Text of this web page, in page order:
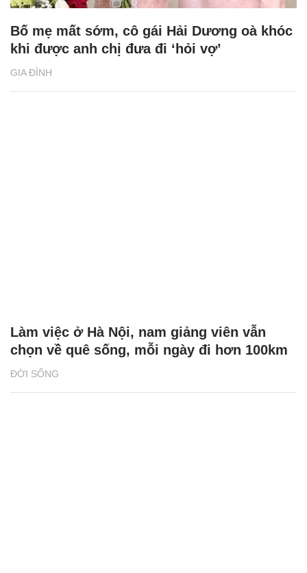
GIA ĐÌNH
Bố mẹ mất sớm, cô gái Hải Dương oà khóc
khi được anh chị đưa đi ‘hỏi vợ’
ĐỜI SỐNG
Làm việc ở Hà Nội, nam giảng viên vẫn
chọn về quê sống, mỗi ngày đi hơn 100km